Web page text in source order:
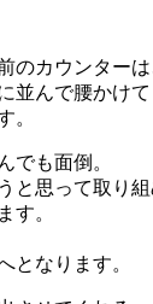
のカウンターは
並んで腰かけて
。
でも面倒。
と思って取り組
す。
となります。